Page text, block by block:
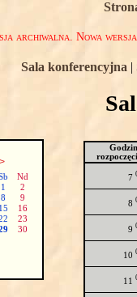
archiwalna. Nowa
Sala konferencyjna |
Nd
1
2
8
9
15
16
23
30
7
8
9
10
11